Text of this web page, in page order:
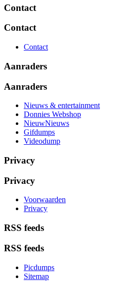
Contact
Contact
Contact
Aanraders
Aanraders
Nieuws & entertainment
Donnies Webshop
NieuwNieuws
Gifdumps
Videodump
Privacy
Privacy
Voorwaarden
Privacy
RSS feeds
RSS feeds
Picdumps
Sitemap